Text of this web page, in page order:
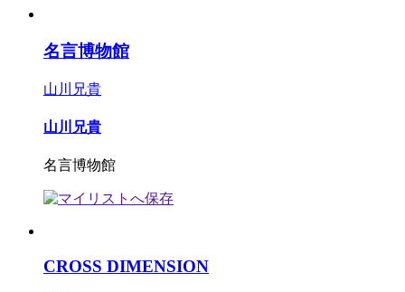
名言博物館
山川兄貴
山川兄貴
名言博物館
CROSS DIMENSION